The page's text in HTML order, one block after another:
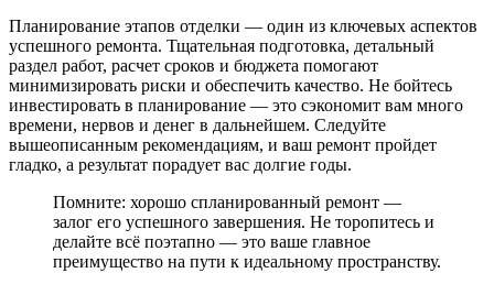
Планирование этапов отделки — один из ключевых аспектов
успешного ремонта. Тщательная подготовка, детальный
раздел работ, расчет сроков и бюджета помогают
минимизировать риски и обеспечить качество. Не бойтесь
инвестировать в планирование — это сэкономит вам много
времени, нервов и денег в дальнейшем. Следуйте
вышеописанным рекомендациям, и ваш ремонт пройдет
гладко, а результат порадует вас долгие годы.
Помните: хорошо спланированный ремонт —
залог его успешного завершения. Не торопитесь и
делайте всё поэтапно — это ваше главное
преимущество на пути к идеальному пространству.